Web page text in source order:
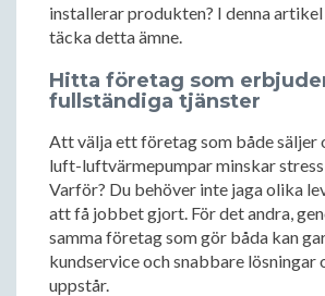
installerar produkten? I denna
täcka detta ämne.
Hitta företag som
fullständiga tjänster
Att välja ett företag som både säljer
luft-luftvärmepumpar minskar stress
Varför? Du behöver inte jaga olika
att få jobbet gjort. För det andra,
samma företag som gör båda kan
kundservice och snabbare lösningar
uppstår.